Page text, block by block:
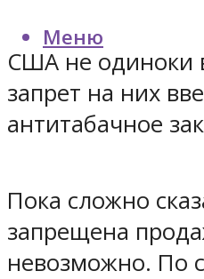
Меню
США не одиноки
запрет на них
антитабачное
Пока сложно
запрещена
невозможно. По